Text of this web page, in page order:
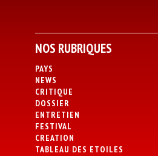
NOS RUBRIQUES
PAYS
NEWS
CRITIQUE
DOSSIER
ENTRETIEN
FESTIVAL
CREATION
TABLEAU DES ETOILES